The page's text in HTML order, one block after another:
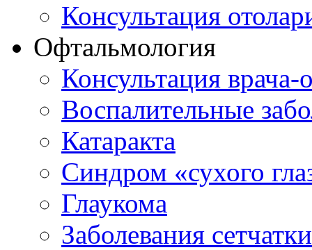
Консультация
Офтальмология
Консультация врача-
Воспалительные
Катаракта
Синдром «сухого
Глаукома
Заболевания сетчатки